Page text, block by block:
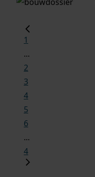
1
...
2
3
4
5
6
...
4